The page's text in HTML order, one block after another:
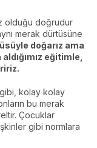
olduğu doğrudur
merak dürtüsüne
doğarız ama
eğitimle,
gibi, kolay kolay
bu merak
Çocuklar
gibi normlara